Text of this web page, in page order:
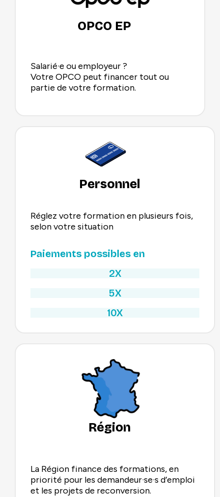
OPCO EP
Salarié·e ou employeur ?
Votre OPCO peut financer tout ou
partie de votre formation.
Personnel
Réglez votre formation en plusieurs fois,
selon votre situation
Paiements possibles en
2X
5X
10X
Région
La Région finance des formations, en
priorité pour les demandeur·se·s d’emploi
et les projets de reconversion.